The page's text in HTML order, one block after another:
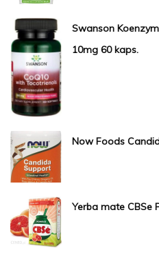
Swanson
10mg 60 kaps.
Now Foods
Yerba mate CBSe